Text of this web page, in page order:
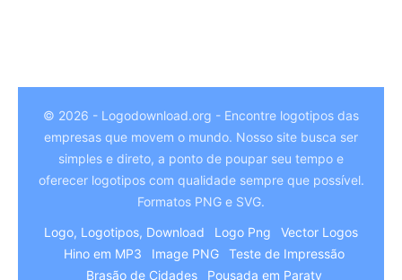
© 2026 - Logodownload.org - Encontre logotipos das
empresas que movem o mundo. Nosso site busca ser
simples e direto, a ponto de poupar seu tempo e
oferecer logotipos com qualidade sempre que possível.
Formatos PNG e SVG.
Logo, Logotipos, Download
Logo Png
Vector Logos
Hino em MP3
Image PNG
Teste de Impressão
Brasão de Cidades
Pousada em Paraty
Arabic
Italian
Hindi
German